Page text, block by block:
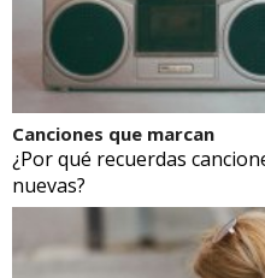
Canciones que marcan
¿Por qué recuerdas
nuevas?